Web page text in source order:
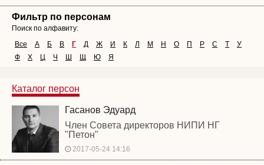
Фильтр по персонам
Поиск по алфавиту:
Все
А Б В Г Д Ж И К Л М Н О П Р С Т
У
Ф
Х Ц Ч Ш Щ Ю Я
Каталог персон
Гасанов Эдуард
Член Совета директоров НИПИ НГ
"Петон"
2017-05-24 14:16